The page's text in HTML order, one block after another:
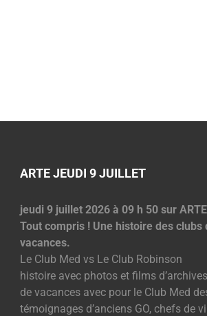
ARTE JEUDI 9 JUILLET
jeudi 9 juillet 2026 à 09 h 50 sur ARTE
Tout compris ! Une histoire des clubs
vacances.
Le Club Med vs Le Club Robinson
histoire avec photos et films
de vacances avec pour le Club Med
témoignages d’anciens GO, chefs de